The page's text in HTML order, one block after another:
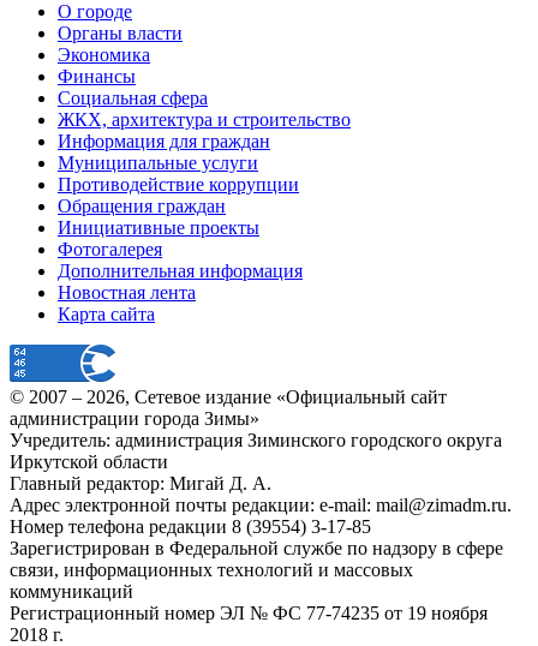
О городе
Органы власти
Экономика
Финансы
Социальная сфера
ЖКХ, архитектура и строительство
Информация для граждан
Муниципальные услуги
Противодействие коррупции
Обращения граждан
Инициативные проекты
Фотогалерея
Дополнительная информация
Новостная лента
Карта сайта
© 2007 – 2026, Сетевое издание «Официальный сайт
администрации города Зимы»
Учредитель: администрация Зиминского городского округа
Иркутской области
Главный редактор: Мигай Д. А.
Адрес электронной почты редакции: e-mail: mail@zimadm.ru.
Номер телефона редакции 8 (39554) 3-17-85
Зарегистрирован в Федеральной службе по надзору в сфере
связи, информационных технологий и массовых
коммуникаций
Регистрационный номер ЭЛ № ФС 77-74235 от 19 ноября
2018 г.